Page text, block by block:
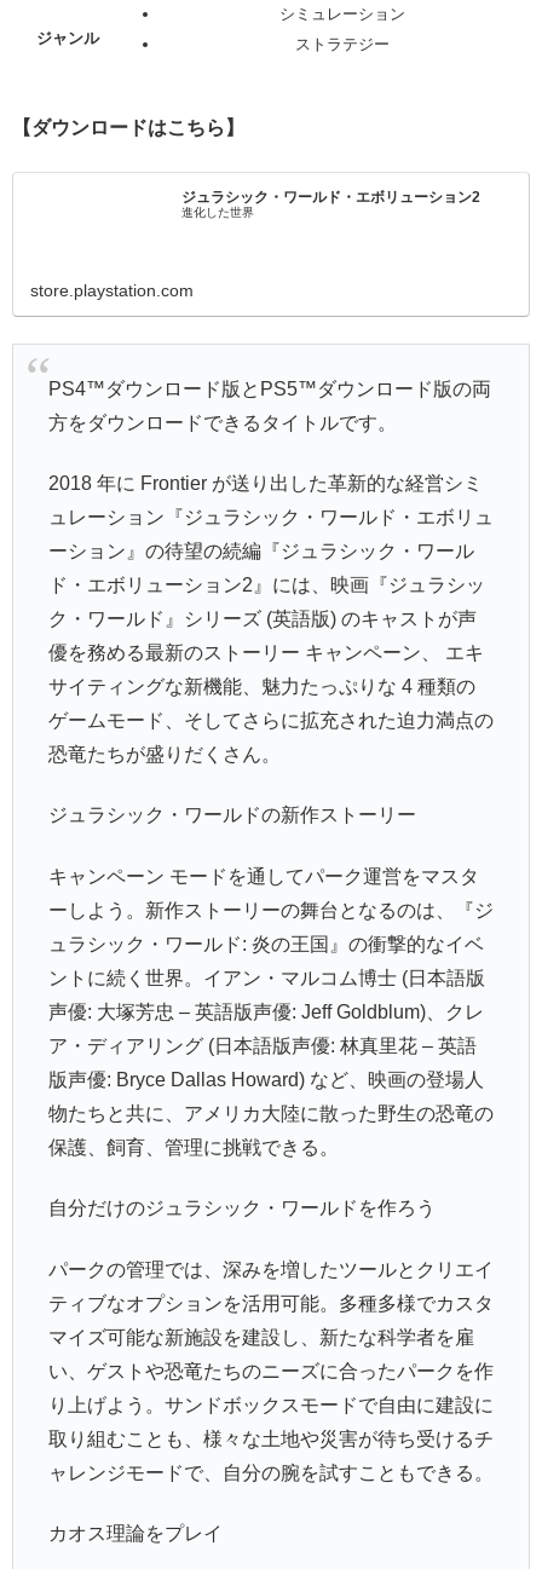
ジャンル
シミュレーション
ストラテジー
【ダウンロードはこちら】
ジュラシック・ワールド・エボリューション2
進化した世界
store.playstation.com
PS4™ダウンロード版とPS5™ダウンロード版の両
方をダウンロードできるタイトルです。
2018 年に Frontier が送り出した革新的な経営シミ
ュレーション『ジュラシック・ワールド・エボリュ
ーション』の待望の続編『ジュラシック・ワール
ド・エボリューション2』には、映画『ジュラシッ
ク・ワールド』シリーズ (英語版) のキャストが声
優を務める最新のストーリー キャンペーン、 エキ
サイティングな新機能、魅力たっぷりな 4 種類の
ゲームモード、そしてさらに拡充された迫力満点の
恐竜たちが盛りだくさん。
ジュラシック・ワールドの新作ストーリー
キャンペーン モードを通してパーク運営をマスタ
ーしよう。新作ストーリーの舞台となるのは、『ジ
ュラシック・ワールド: 炎の王国』の衝撃的なイベ
ントに続く世界。イアン・マルコム博士 (日本語版
声優: 大塚芳忠 – 英語版声優: Jeff Goldblum)、クレ
ア・ディアリング (日本語版声優: 林真里花 – 英語
版声優: Bryce Dallas Howard) など、映画の登場人
物たちと共に、アメリカ大陸に散った野生の恐竜の
保護、飼育、管理に挑戦できる。
自分だけのジュラシック・ワールドを作ろう
パークの管理では、深みを増したツールとクリエイ
ティブなオプションを活用可能。多種多様でカスタ
マイズ可能な新施設を建設し、新たな科学者を雇
い、ゲストや恐竜たちのニーズに合ったパークを作
り上げよう。サンドボックスモードで自由に建設に
取り組むことも、様々な土地や災害が待ち受けるチ
ャレンジモードで、自分の腕を試すこともできる。
カオス理論をプレイ